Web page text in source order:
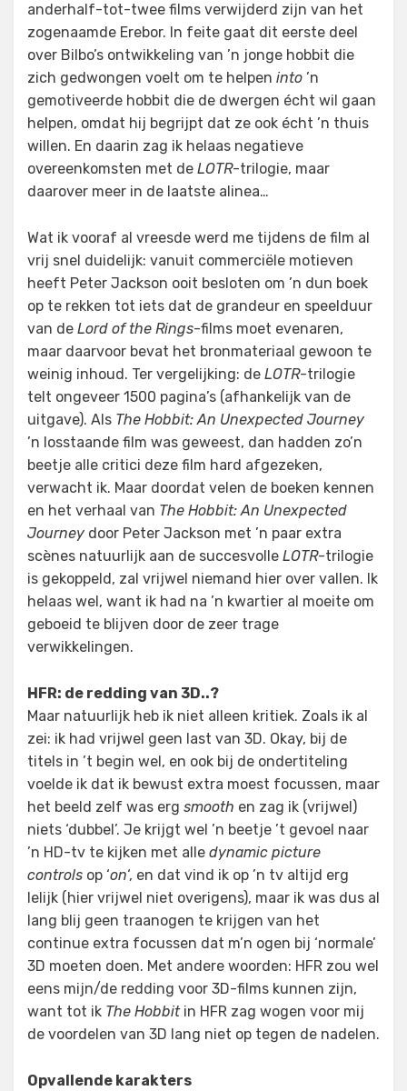
anderhalf-tot-twee films verwijderd zijn van het
zogenaamde Erebor. In feite gaat dit eerste deel
over Bilbo’s ontwikkeling van ’n jonge hobbit die
zich gedwongen voelt om te helpen into ’n
gemotiveerde hobbit die de dwergen écht wil gaan
helpen, omdat hij begrijpt dat ze ook écht ’n thuis
willen. En daarin zag ik helaas negatieve
overeenkomsten met de LOTR-trilogie, maar
daarover meer in de laatste alinea…
Wat ik vooraf al vreesde werd me tijdens de film al
vrij snel duidelijk: vanuit commerciële motieven
heeft Peter Jackson ooit besloten om ’n dun boek
op te rekken tot iets dat de grandeur en speelduur
van de Lord of the Rings-films moet evenaren,
maar daarvoor bevat het bronmateriaal gewoon te
weinig inhoud. Ter vergelijking: de LOTR-trilogie
telt ongeveer 1500 pagina’s (afhankelijk van de
uitgave). Als The Hobbit: An Unexpected Journey
’n losstaande film was geweest, dan hadden zo’n
beetje alle critici deze film hard afgezeken,
verwacht ik. Maar doordat velen de boeken kennen
en het verhaal van The Hobbit: An Unexpected
Journey door Peter Jackson met ’n paar extra
scènes natuurlijk aan de succesvolle LOTR-trilogie
is gekoppeld, zal vrijwel niemand hier over vallen. Ik
helaas wel, want ik had na ’n kwartier al moeite om
geboeid te blijven door de zeer trage
verwikkelingen.
HFR: de redding van 3D..?
Maar natuurlijk heb ik niet alleen kritiek. Zoals ik al
zei: ik had vrijwel geen last van 3D. Okay, bij de
titels in ’t begin wel, en ook bij de ondertiteling
voelde ik dat ik bewust extra moest focussen, maar
het beeld zelf was erg smooth en zag ik (vrijwel)
niets ‘dubbel’. Je krijgt wel ’n beetje ’t gevoel naar
’n HD-tv te kijken met alle dynamic picture
controls op ‘on‘, en dat vind ik op ’n tv altijd erg
lelijk (hier vrijwel niet overigens), maar ik was dus al
lang blij geen traanogen te krijgen van het
continue extra focussen dat m’n ogen bij ‘normale’
3D moeten doen. Met andere woorden: HFR zou wel
eens mijn/de redding voor 3D-films kunnen zijn,
want tot ik The Hobbitin HFR zag wogen voor mij
de voordelen van 3D lang niet op tegen de nadelen.
Opvallende karakters